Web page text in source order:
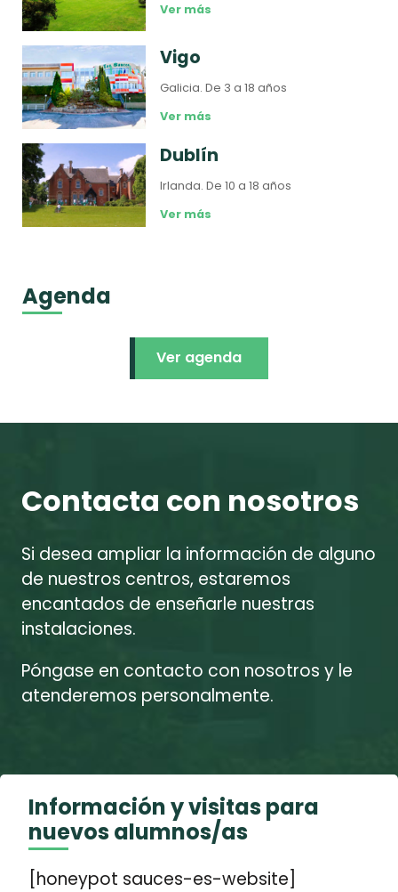
Ver más
Vigo
Galicia.De 3 a 18 años
Ver más
Dublín
Irlanda.De 10 a 18 años
Ver más
Agenda
Ver agenda
Contacta con nosotros
Si desea ampliar la información de alguno
de nuestros centros, estaremos
encantados de enseñarle nuestras
instalaciones.
Póngase en contacto con nosotros y le
atenderemos personalmente.
Información y visitas para
nuevos alumnos/as
[honeypot sauces-es-website]